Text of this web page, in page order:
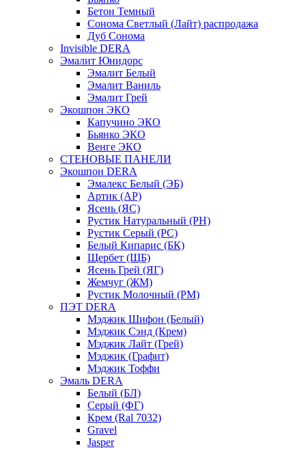
Бетон Темный
Сонома Светлый (Лайт) распродажа
Дуб Сонома
Invisible DERA
Эмалит Юнидорс
Эмалит Белый
Эмалит Ваниль
Эмалит Грей
Экошпон ЭКО
Капучино ЭКО
Бьянко ЭКО
Венге ЭКО
СТЕНОВЫЕ ПАНЕЛИ
Экошпон DERA
Эмалекс Белый (ЭБ)
Артик (АР)
Ясень (ЯС)
Рустик Натуральный (РН)
Рустик Серый (РС)
Белый Кипарис (БК)
Щербет (ЩБ)
Ясень Грей (ЯГ)
Жемчуг (ЖМ)
Рустик Молочный (РМ)
ПЭТ DERA
Мэджик Шифон (Белый)
Мэджик Сэнд (Крем)
Мэджик Лайт (Грей)
Мэджик (Графит)
Мэджик Тоффи
Эмаль DERA
Белый (БЛ)
Серый (ФГ)
Крем (Ral 7032)
Gravel
Jasper